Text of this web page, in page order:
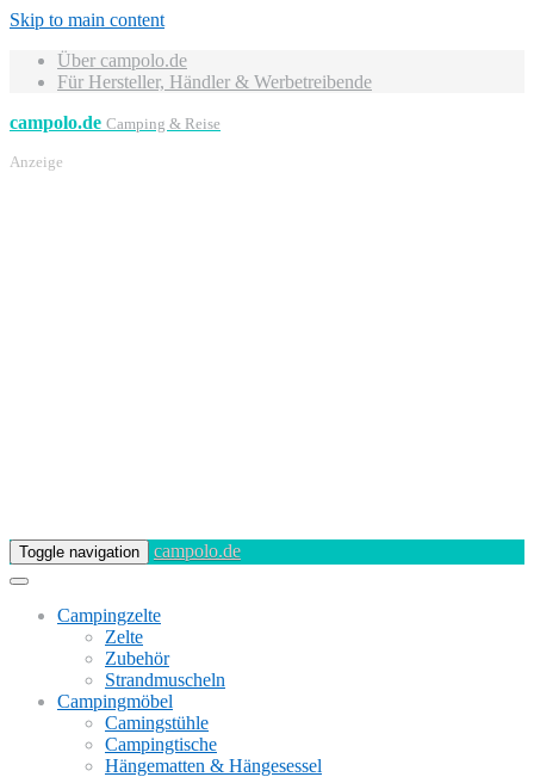
Skip to main content
Über campolo.de
Für Hersteller, Händler & Werbetreibende
campolo.de Camping & Reise
Anzeige
Toggle navigation campolo.de
Campingzelte
Zelte
Zubehör
Strandmuscheln
Campingmöbel
Camingstühle
Campingtische
Hängematten & Hängesessel